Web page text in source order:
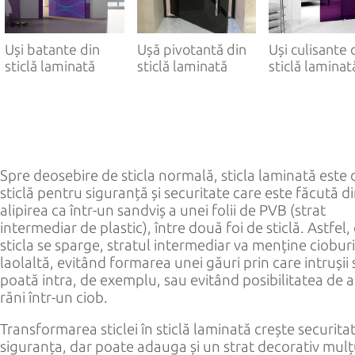
Uși batante din
sticlă laminată
Ușă pivotantă din
sticlă laminată
Uși culisante
sticlă
Spre deosebire de sticla normală, sticla laminată este
sticlă pentru siguranță și securitate care este făcută
alipirea ca într-un sandviș a unei folii de PVB (strat
intermediar de plastic), între două foi de sticlă. Astfel,
sticla se sparge, stratul intermediar va menține
laolaltă, evitând formarea unei găuri prin care intrușii
poată intra, de exemplu, sau evitând posibilitatea de
răni într-un ciob.
Transformarea sticlei în sticlă laminată crește
siguranța, dar poate adauga și un strat decorativ
РУС